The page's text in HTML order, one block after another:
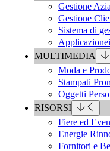
Gestione
Gestione
Sistema di
MULTIMEDIA
Moda e
Stampati
Oggetti
RISORSI
Fiere ed
Energie
Fornitori e